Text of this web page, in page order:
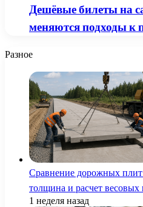
Дешёвые билеты на
меняются подходы к
Разное
Сравнение дорожных
толщина и расчет весовых
1 неделя назад